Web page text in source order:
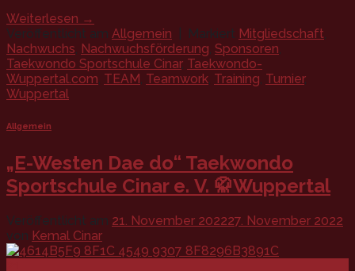
Weiterlesen →
Veröffentlicht am Allgemein Markiert Mitgliedschaft,
Nachwuchs, Nachwuchsförderung, Sponsoren,
Taekwondo Sportschule Cinar, Taekwondo-
Wuppertal.com, TEAM, Teamwork, Training, Turnier,
Wuppertal
Allgemein
„E-Westen Dae do“ Taekwondo
Sportschule Cinar e. V. 🥋Wuppertal
Veröffentlicht am 21. November 202227. November 2022
von Kemal Cinar